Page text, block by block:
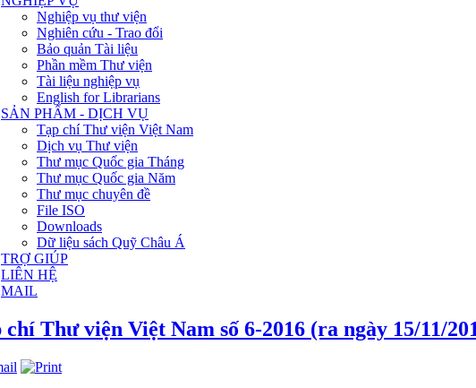
Nghiệp vụ thư viện
Nghiên cứu - Trao đổi
Bảo quản Tài liệu
Phần mềm Thư viện
Tài liệu nghiệp vụ
English for Librarians
SẢN PHẨM - DỊCH VỤ
Tạp chí Thư viện Việt Nam
Dịch vụ Thư viện
Thư mục Quốc gia Tháng
Thư mục Quốc gia Năm
Thư mục chuyên đề
File ISO
Downloads
Dữ liệu sách Quỹ Châu Á
TRỢ GIÚP
LIÊN HỆ
MAIL
chí Thư viện Việt Nam số 6-2016 (ra ngày 15/11/